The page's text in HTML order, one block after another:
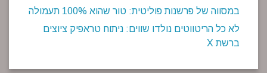
במסווה של פרשנות פוליטית: טור שהוא 100% תעמולה
לא כל הריטווטים נולדו שווים: ניתוח טראפיק ציוצים
ברשת X